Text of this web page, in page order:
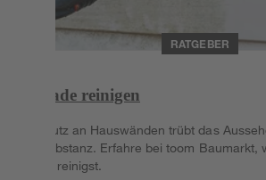
RATGEBER
Fassade reinigen
Schmutz an Hauswänden trübt das
Bausubstanz. Erfahre bei toom Baumarkt,
richtig reinigst.